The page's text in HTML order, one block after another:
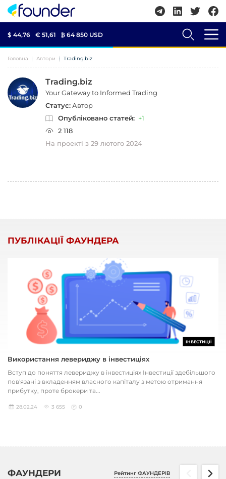
$ 44,76 € 51,61 ₿ 64 850 USD
Головна Автори Trading.biz
Trading.biz
Your Gateway to Informed Trading
Статус:Автор
Опубліковано статей: +1
2 118
На проекті з 29 лютого 2024
ПУБЛІКАЦІЇ ФАУНДЕРА
ІНВЕСТИЦІЇ
Використання левериджу в інвестиціях
Вступ до поняття левериджу в інвестиціях Інвестиції здебільшого
пов'язані з вкладенням власного капіталу з метою отримання
прибутку, проте брокери та...
28.02.24 3 655 0
ФАУНДЕРИ Рейтинг ФАУНДЕРІВ